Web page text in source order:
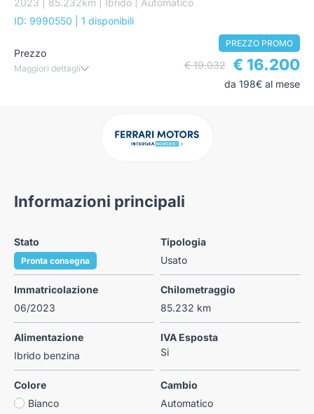
ID: 9990550
| 1 disponibili
Prezzo
Maggiori dettagli
PREZZO PROMO
€ 19.032 € 16.200
da 198€ al mese
Informazioni principali
Stato
Pronta consegna
Tipologia
Usato
Immatricolazione
06/2023
Chilometraggio
85.232 km
Alimentazione
Ibrido benzina
IVA Esposta
Si
Colore
Bianco
Cambio
Automatico